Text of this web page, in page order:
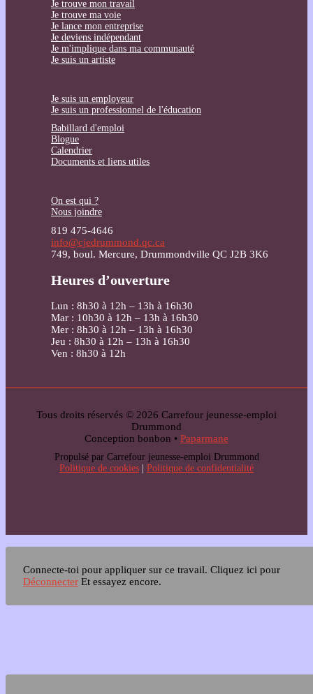
Je trouve mon travail
Je trouve ma voie
Je lance mon entreprise
Je deviens indépendant
Je m'implique dans ma communauté
Je suis un artiste
Je suis un employeur
Je suis un professionnel de l'éducation
Babillard d'emploi
Blogue
Calendrier
Documents et liens utiles
On est qui ?
Nous joindre
819 475-4646
info@cjedrummond.qc.ca
749, boul. Mercure, Drummondville QC J2B 3K6
Heures d’ouverture
Lun : 8h30 à 12h – 13h à 16h30
Mar : 10h30 à 12h – 13h à 16h30
Mer : 8h30 à 12h – 13h à 16h30
Jeu : 8h30 à 12h – 13h à 16h30
Ven : 8h30 à 12h
Tous droits réservés © 2026 Carrefour jeunesse-emploi
Drummond
Conception bonbon • Paparmane
Propulsé par Carrefour jeunesse-emploi Drummond
Politique de cookies | Politique de confidentialité
Connecte-toi pour appliquer sur ce travail. Cliquez ici pour
Déconnecter Et essayez encore.